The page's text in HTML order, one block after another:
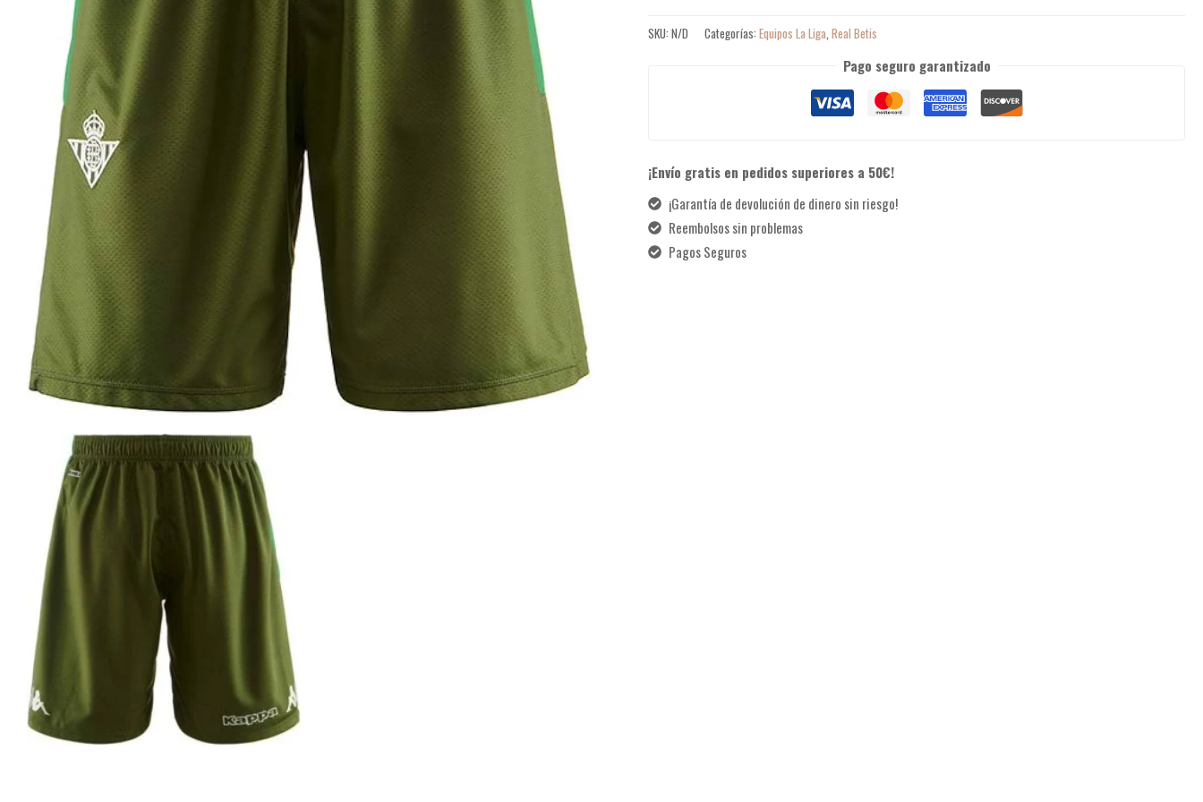
SKU:N/D Categorías:Equipos La Liga ,Real Betis
Pago seguro garantizado
¡Envío gratis en pedidos superiores a 50€!
¡Garantía de devolución de dinero sin riesgo!
Reembolsos sin problemas
Pagos Seguros